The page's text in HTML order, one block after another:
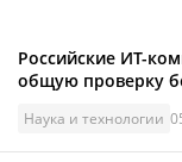
Российские ИТ-
общую проверку
Наука и технологии